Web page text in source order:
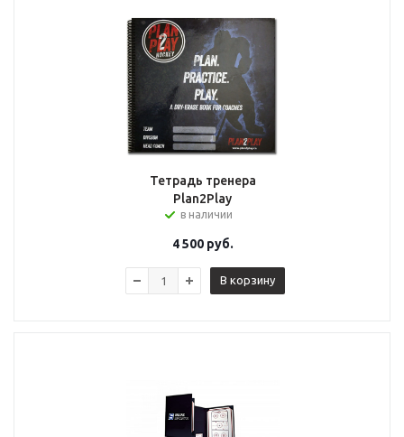
Тетрадь тренера
Plan2Play
в наличии
4 500руб.
В корзину